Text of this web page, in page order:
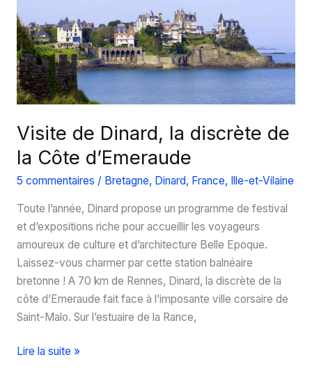
la
Corsaire
!
Visite de Dinard, la discrète de
la Côte d’Emeraude
5 commentaires / Bretagne, Dinard, France, Ille-et-Vilaine
Toute l’année, Dinard propose un programme de festival
et d’expositions riche pour accueillir les voyageurs
amoureux de culture et d’architecture Belle Epoque.
Laissez-vous charmer par cette station balnéaire
bretonne ! A 70 km de Rennes, Dinard, la discrète de la
côte d’Emeraude fait face à l’imposante ville corsaire de
Saint-Malo. Sur l’estuaire de la Rance,
Visite
Lire la suite »